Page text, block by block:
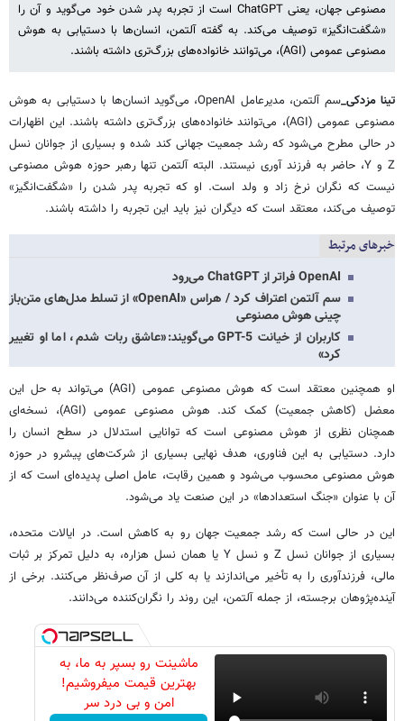
مصنوعی جهان، یعنی ChatGPT است از تجربه پدر شدن خود می‌گوید و آن را
«شگفت‌انگیز» توصیف می‌کند. به گفته آلتمن، انسان‌ها با دستیابی به هوش
مصنوعی عمومی (AGI)، می‌توانند خانواده‌های بزرگ‌تری داشته باشند.
تینا مزدکی_
سم آلتمن، مدیرعامل OpenAI، می‌گوید انسان‌ها با دستیابی به هوش
مصنوعی عمومی (AGI)، می‌توانند خانواده‌های بزرگ‌تری داشته باشند. این اظهارات
در حالی مطرح می‌شود که رشد جمعیت جهانی کند شده و بسیاری از جوانان نسل
Z و Y، حاضر به فرزند آوری نیستند. البته آلتمن تنها رهبر حوزه هوش مصنوعی
نیست که نگران نرخ زاد و ولد است. او که تجربه پدر شدن را «شگفت‌انگیز»
توصیف می‌کند، معتقد است که دیگران نیز باید این تجربه را داشته باشند.
خبرهای مرتبط
OpenAI فراتر از ChatGPT می‌رود
سم آلتمن اعتراف کرد / هراس «OpenAI» از تسلط مدل‌های متن‌باز
چینی هوش مصنوعی
کاربران از خیانت GPT-5 می‌گویند:«عاشق ربات شدم، اما او تغییر
کرد»
او همچنین معتقد است که هوش مصنوعی عمومی (AGI) می‌تواند به حل این
معضل (کاهش جمعیت) کمک کند. هوش مصنوعی عمومی (AGI)، نسخه‌ای
همچنان نظری از هوش مصنوعی است که توانایی استدلال در سطح انسان را
دارد. دستیابی به این فناوری، هدف نهایی بسیاری از شرکت‌های پیشرو در حوزه
هوش مصنوعی محسوب می‌شود و همین رقابت، عامل اصلی پدیده‌ای است که از
آن با عنوان «جنگ استعدادها» در این صنعت یاد می‌شود.
این در حالی است که رشد جمعیت جهان رو به کاهش است. در ایالات متحده،
بسیاری از جوانان نسل Z و نسل Y یا همان نسل هزاره، به دلیل تمرکز بر ثبات
مالی، فرزندآوری را به تأخیر می‌اندازند یا به کلی از آن صرف‌نظر می‌کنند. برخی از
آینده‌پژوهان برجسته، از جمله آلتمن، این روند را نگران‌کننده می‌دانند.
ماشینت رو بسپر به ما، به
بهترین قیمت میفروشیم!
امن و بی درد سر